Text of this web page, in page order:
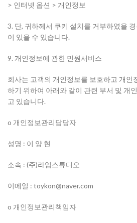
> 인터넷 옵션 > 개인정보
3. 단, 귀하께서 쿠키 설치를 거부하였을
이 있을 수 있습니다.
9. 개인정보에 관한 민원서비스
회사는 고객의 개인정보를 보호하고 개인
하기 위하여 아래와 같이 관련 부서 및 개
고 있습니다.
o 개인정보관리담당자
성명 : 이 양 현
소속 : (주)라임스튜디오
이메일 : toykon@naver.com
o 개인정보관리책임자